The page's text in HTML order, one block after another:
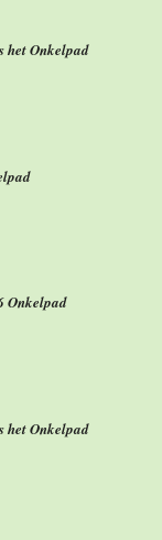
het Onkelpad
Onkelpad
het Onkelpad